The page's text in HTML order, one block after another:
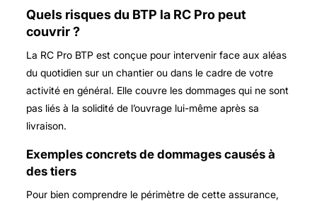
Quels risques du BTP la RC Pro peut
couvrir ?
La RC Pro BTP est conçue pour intervenir face aux aléas
du quotidien sur un chantier ou dans le cadre de votre
activité en général. Elle couvre les dommages qui ne sont
pas liés à la solidité de l’ouvrage lui-même après sa
livraison.
Exemples concrets de dommages causés à
des tiers
Pour bien comprendre le périmètre de cette assurance,